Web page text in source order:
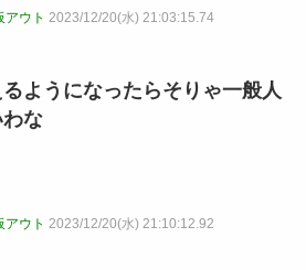
ウト 2023/12/20(水) 21:03:15.74
ようになったらそりゃ一般人
な
ウト 2023/12/20(水) 21:10:12.92